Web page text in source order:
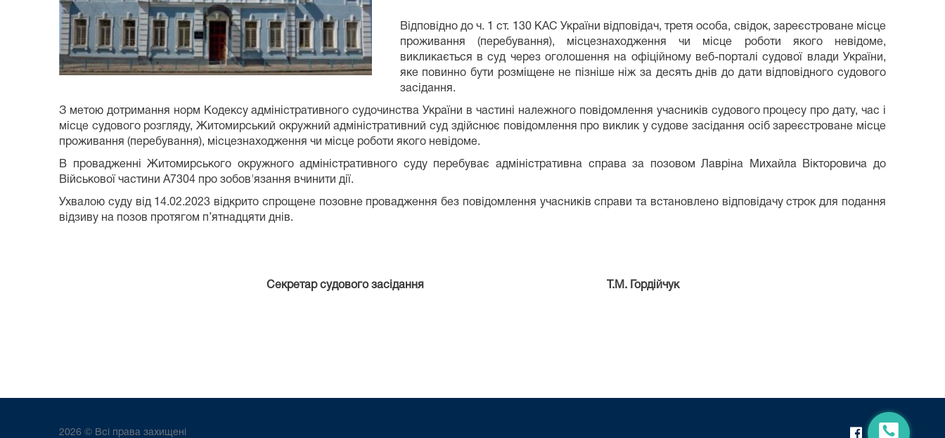
Відповідно до ч. 1 ст. 130 КАС України відповідач, третя особа, свідок, зареєстроване місце
проживання (перебування), місцезнаходження чи місце роботи якого невідоме,
викликається в суд через оголошення на офіційному веб-порталі судової влади України,
яке повинно бути розміщене не пізніше ніж за десять днів до дати відповідного судового
засідання.
З метою дотримання норм Кодексу адміністративного судочинства України в частині належного повідомлення учасників судового процесу про дату, час і
місце судового розгляду, Житомирський окружний адміністративний суд здійснює повідомлення про виклик у судове засідання осіб зареєстроване місце
проживання (перебування), місцезнаходження чи місце роботи якого невідоме.
В провадженні Житомирського окружного адміністративного суду перебуває адміністративна справа за позовом Лавріна Михайла Вікторовича до
Військової частини А7304 про зобов'язання вчинити дії.
Ухвалою суду від 14.02.2023 відкрито спрощене позовне провадження без повідомлення учасників справи та встановлено відповідачу строк для подання
відзиву на позов протягом п’ятнадцяти днів.
Секретар судового засідання Т.М. Гордійчук
2026 © Всі права захищені